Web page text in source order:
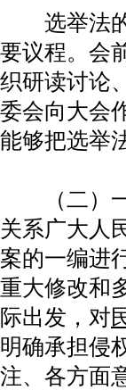
选举法的
要议程。会
织研读讨论
委会向大会
能够把选举
（二）一
关系广大人
案的一编进
重大修改和
际出发，对
明确承担侵
注、各方面